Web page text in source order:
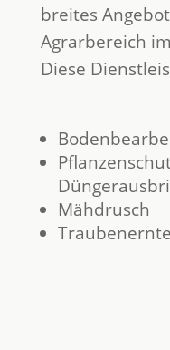
breites
Agrarbereich
Diese
Mähdrusch
Traubenernte